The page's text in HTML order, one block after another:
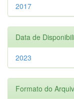
2017
Data de
2023
Formato do